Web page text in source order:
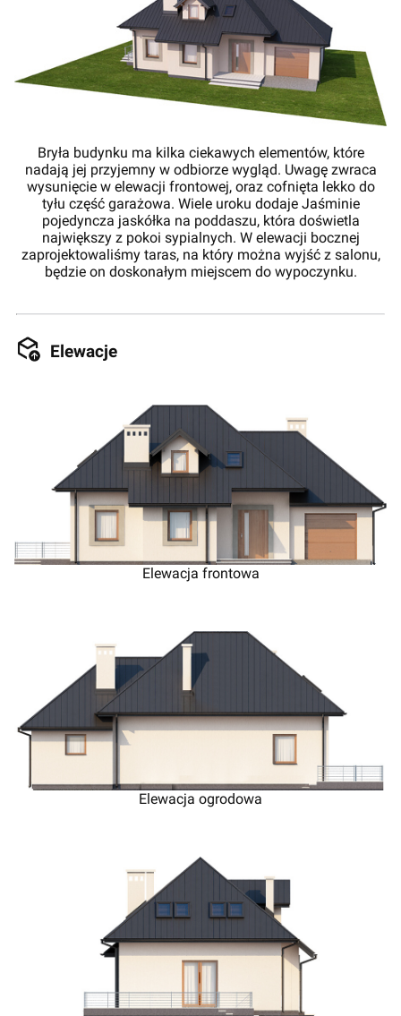
Bryła budynku ma kilka ciekawych elementów, które
nadają jej przyjemny w odbiorze wygląd. Uwagę zwraca
wysunięcie w elewacji frontowej, oraz cofnięta lekko do
tyłu część garażowa. Wiele uroku dodaje Jaśminie
pojedyncza jaskółka na poddaszu, która doświetla
największy z pokoi sypialnych. W elewacji bocznej
zaprojektowaliśmy taras, na który można wyjść z salonu,
będzie on doskonałym miejscem do wypoczynku.
Elewacje
Elewacja frontowa
Elewacja ogrodowa